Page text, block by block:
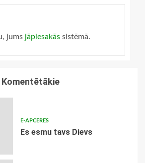
jums jāpiesakās sistēmā.
Komentētākie
E-APCERES
Es esmu tavs Dievs